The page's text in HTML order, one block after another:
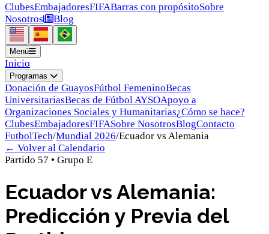
ClubesEmbajadoresFIFABarras con propósitoSobre
Nosotros
Blog
Menú
Inicio
Programas
Donación de GuayosFútbol FemeninoBecas
UniversitariasBecas de Fútbol AYSOApoyo a
Organizaciones Sociales y Humanitarias¿Cómo se hace?
ClubesEmbajadoresFIFASobre NosotrosBlogContacto
FutbolTech/Mundial 2026/Ecuador vs Alemania
← Volver al Calendario
Partido 57 • Grupo E
Ecuador vs Alemania:
Predicción y Previa del